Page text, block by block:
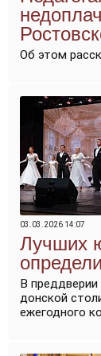
Об этом
03.03.2026 14:07
Лучших
В
донской
ежегодного